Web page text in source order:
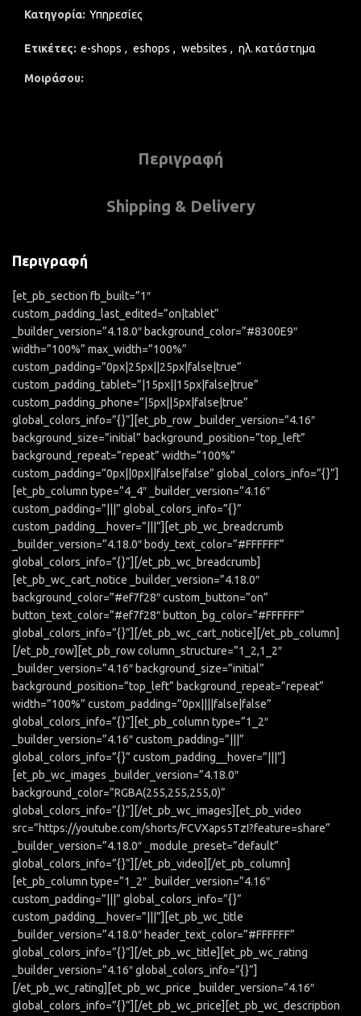
Κατηγορία: Υπηρεσίες
Ετικέτες: e-shops , eshops , websites , ηλ. κατάστημα
Μοιράσου
Περιγραφή
Shipping & Delivery
Περιγραφή
[et_pb_section fb_built=”1″
custom_padding_last_edited=”on|tablet”
_builder_version=”4.18.0″ background_color=”#8300E9″
width=”100%” max_width=”100%”
custom_padding=”0px|25px||25px|false|true”
custom_padding_tablet=”|15px||15px|false|true”
custom_padding_phone=”|5px||5px|false|true”
global_colors_info=”{}”][et_pb_row _builder_version=”4.16″
background_size=”initial” background_position=”top_left”
background_repeat=”repeat” width=”100%”
custom_padding=”0px||0px||false|false” global_colors_info=”{}”]
[et_pb_column type=”4_4″ _builder_version=”4.16″
custom_padding=”|||” global_colors_info=”{}”
custom_padding__hover=”|||”][et_pb_wc_breadcrumb
_builder_version=”4.18.0″ body_text_color=”#FFFFFF”
global_colors_info=”{}”][/et_pb_wc_breadcrumb]
[et_pb_wc_cart_notice _builder_version=”4.18.0″
background_color=”#ef7f28″ custom_button=”on”
button_text_color=”#ef7f28″ button_bg_color=”#FFFFFF”
global_colors_info=”{}”][/et_pb_wc_cart_notice][/et_pb_column]
[/et_pb_row][et_pb_row column_structure=”1_2,1_2″
_builder_version=”4.16″ background_size=”initial”
background_position=”top_left” background_repeat=”repeat”
width=”100%” custom_padding=”0px||||false|false”
global_colors_info=”{}”][et_pb_column type=”1_2″
_builder_version=”4.16″ custom_padding=”|||”
global_colors_info=”{}” custom_padding__hover=”|||”]
[et_pb_wc_images _builder_version=”4.18.0″
background_color=”RGBA(255,255,255,0)”
global_colors_info=”{}”][/et_pb_wc_images][et_pb_video
src=”https://youtube.com/shorts/FCVXaps5TzI?feature=share”
_builder_version=”4.18.0″ _module_preset=”default”
global_colors_info=”{}”][/et_pb_video][/et_pb_column]
[et_pb_column type=”1_2″ _builder_version=”4.16″
custom_padding=”|||” global_colors_info=”{}”
custom_padding__hover=”|||”][et_pb_wc_title
_builder_version=”4.18.0″ header_text_color=”#FFFFFF”
global_colors_info=”{}”][/et_pb_wc_title][et_pb_wc_rating
_builder_version=”4.16″ global_colors_info=”{}”]
[/et_pb_wc_rating][et_pb_wc_price _builder_version=”4.16″
global_colors_info=”{}”][/et_pb_wc_price][et_pb_wc_description